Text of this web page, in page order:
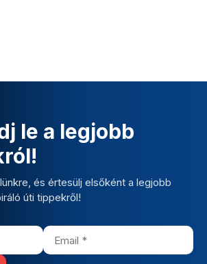
le a legjobb
és értesülj elsőként a legjobb
úti tippekről!